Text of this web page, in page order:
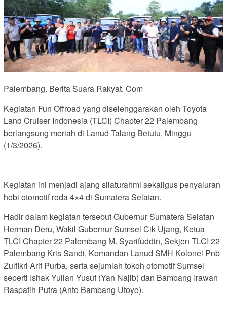
Palembang. Berita Suara Rakyat. Com
Kegiatan Fun Offroad yang diselenggarakan oleh Toyota
Land Cruiser Indonesia (TLCI) Chapter 22 Palembang
berlangsung meriah di Lanud Talang Betutu, Minggu
(1/3/2026).
Kegiatan ini menjadi ajang silaturahmi sekaligus penyaluran
hobi otomotif roda 4×4 di Sumatera Selatan.
Hadir dalam kegiatan tersebut Gubernur Sumatera Selatan
Herman Deru, Wakil Gubernur Sumsel Cik Ujang, Ketua
TLCI Chapter 22 Palembang M. Syarifuddin, Sekjen TLCI 22
Palembang Kris Sandi, Komandan Lanud SMH Kolonel Pnb
Zulfikri Arif Purba, serta sejumlah tokoh otomotif Sumsel
seperti Ishak Yulian Yusuf (Yan Najib) dan Bambang Irawan
Raspatih Putra (Anto Bambang Utoyo).